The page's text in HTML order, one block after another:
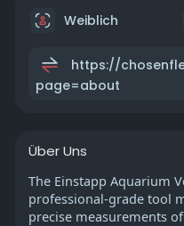
Weiblich
https://
page=about
Über Uns
The Einstapp Aquarium
professional-grade tool
precise measurements